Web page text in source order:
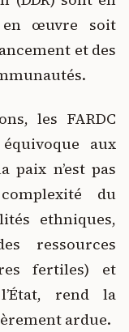
œuvre soit
et des
les FARDC
aux
n’est pas
du
ethniques,
ressources
fertiles) et
rend la
ardue.